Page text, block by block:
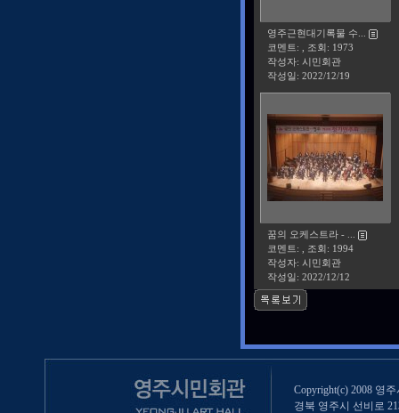
영주근현대기록물 수...
코멘트: , 조회: 1973
작성자: 시민회관
작성일: 2022/12/19
꿈의 오케스트라 - ...
코멘트: , 조회: 1994
작성자: 시민회관
작성일: 2022/12/12
Copyright(c) 2008 영
경북 영주시 선비로